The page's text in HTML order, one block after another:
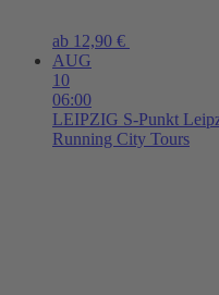
ab 12,90 €
AUG
10
06:00
LEIPZIG S-Punkt
Running City Tours